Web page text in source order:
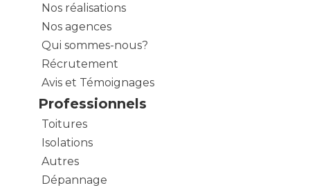
Nos réalisations
Nos agences
Qui sommes-nous?
Récrutement
Avis et Témoignages
Professionnels
Toitures
Isolations
Autres
Dépannage